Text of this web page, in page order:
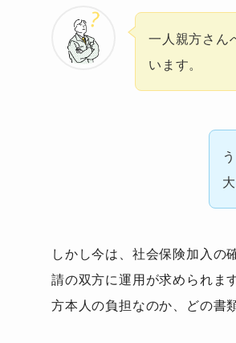
一人親方さん
います。
しかし今は、社会保険加入の
請の双方に運用が求められま
方本人の負担なのか、どの書